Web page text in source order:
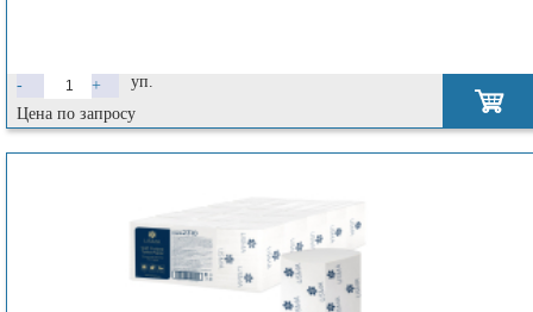
- +
уп.
Цена по запросу